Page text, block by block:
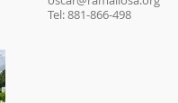
Tel: 881-866-498